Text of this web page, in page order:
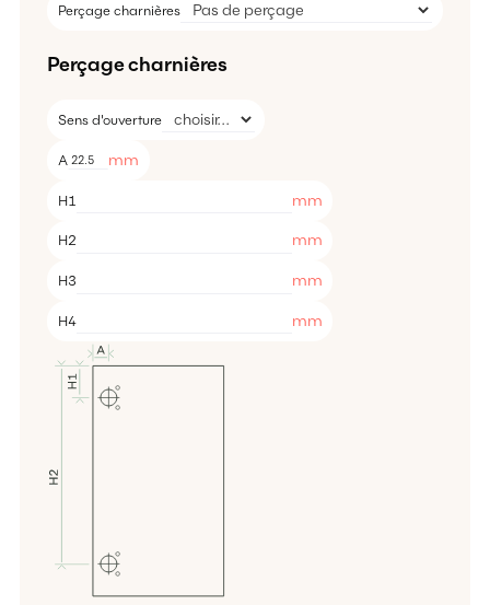
Perçage charnières
Perçage charnières
Sens d'ouverture
A mm
H1 mm
H2 mm
H3 mm
H4 mm